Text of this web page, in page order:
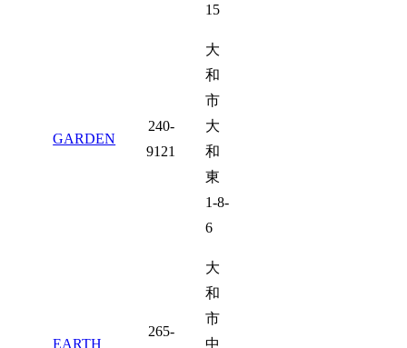
15
GARDEN
240-
9121
大
和
市
大
和
東
1-8-
6
EARTH
265-
大
和
市
中